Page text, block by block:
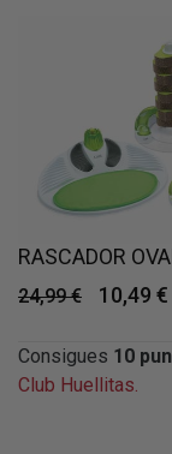
RASCADOR
24,99 € 10,49 €
Consigues 10
Club Huellitas.